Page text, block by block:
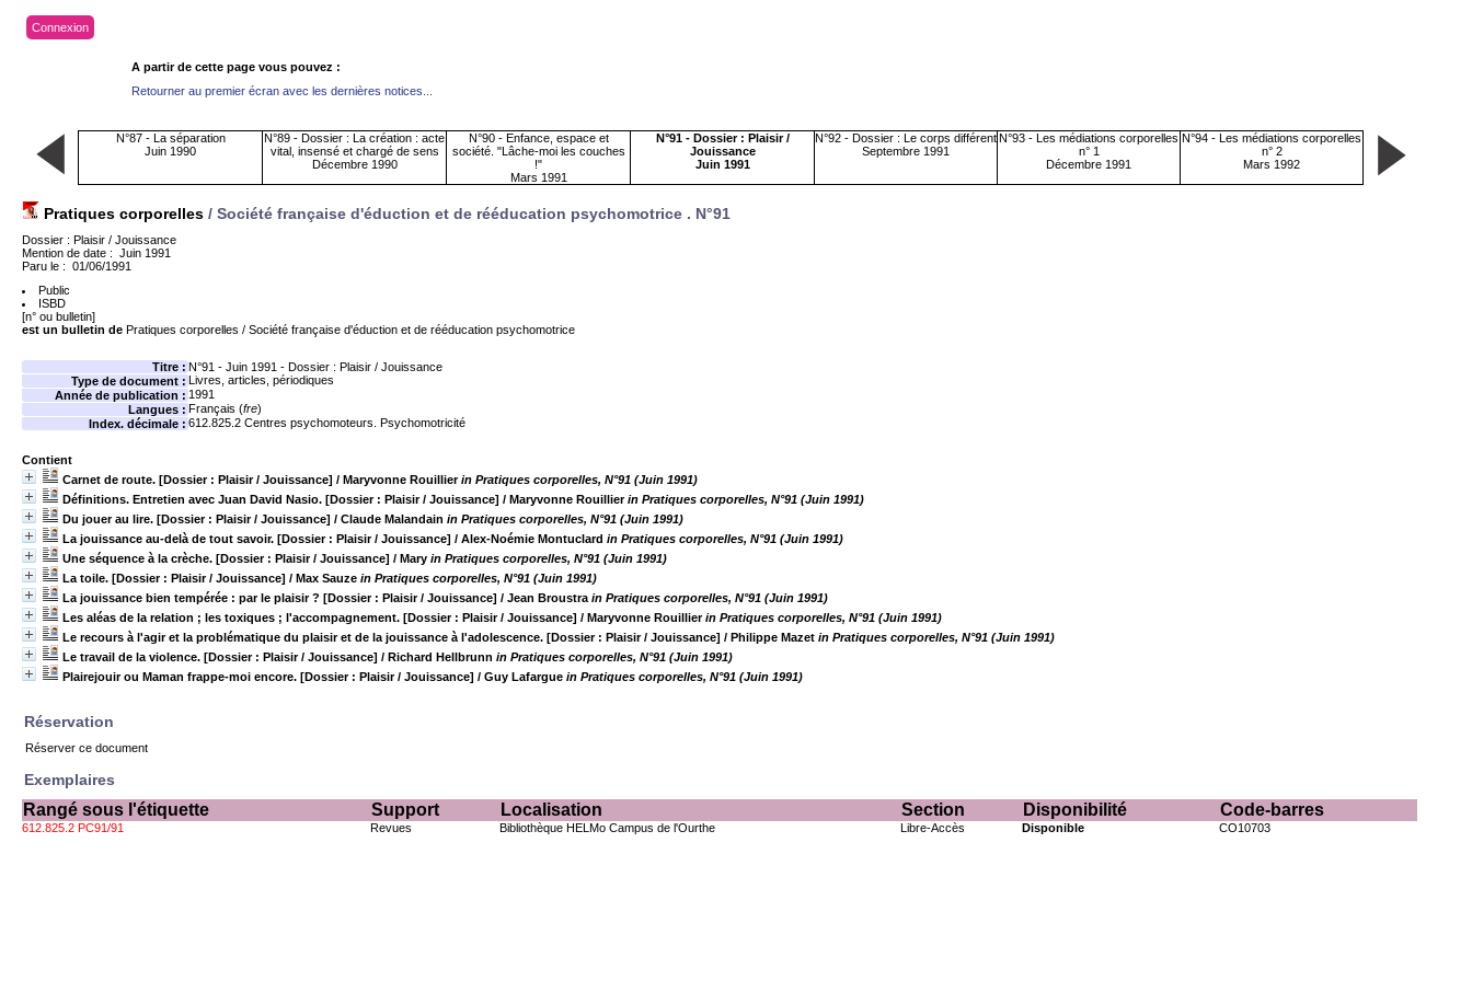
Connexion
A partir de cette page vous pouvez :
Retourner au premier écran avec les dernières notices...
N°87 - La séparation
Juin 1990
N°89 - Dossier : La création : acte
vital, insensé et chargé de sens
Décembre 1990
N°90 - Enfance, espace et
société. "Lâche-moi les couches
!"
Mars 1991
N°91 - Dossier : Plaisir /
Jouissance
Juin 1991
N°92 - Dossier : Le corps différent
Septembre 1991
N°93 - Les médiations corporelles
n° 1
Décembre 1991
N°94 - Les médiations corporelles
n° 2
Mars 1992
Pratiques corporelles / Société française d'éduction et de rééducation psychomotrice . N°91
Dossier : Plaisir / Jouissance
Mention de date : Juin 1991
Paru le : 01/06/1991
Public
ISBD
[n° ou bulletin]
est un bulletin de Pratiques corporelles / Société française d'éduction et de rééducation psychomotrice
Titre : N°91 - Juin 1991 - Dossier : Plaisir / Jouissance
Type de document : Livres, articles, périodiques
Année de publication : 1991
Langues : Français (fre)
Index. décimale : 612.825.2 Centres psychomoteurs. Psychomotricité
Contient
Carnet de route. [Dossier : Plaisir / Jouissance] / Maryvonne Rouillierin Pratiques corporelles, N°91 (Juin 1991)
Définitions. Entretien avec Juan David Nasio. [Dossier : Plaisir / Jouissance] / Maryvonne Rouillierin Pratiques corporelles, N°91 (Juin 1991)
Du jouer au lire. [Dossier : Plaisir / Jouissance] / Claude Malandain in Pratiques corporelles, N°91 (Juin 1991)
La jouissance au-delà de tout savoir. [Dossier : Plaisir / Jouissance] / Alex-Noémie Montuclard in Pratiques corporelles, N°91 (Juin 1991)
Une séquence à la crèche. [Dossier : Plaisir / Jouissance] / Mary in Pratiques corporelles, N°91 (Juin 1991)
La toile. [Dossier : Plaisir / Jouissance] / Max Sauze in Pratiques corporelles, N°91 (Juin 1991)
La jouissance bien tempérée : par le plaisir ? [Dossier : Plaisir / Jouissance] / Jean Broustra in Pratiques corporelles, N°91 (Juin 1991)
Les aléas de la relation ; les toxiques ; l'accompagnement. [Dossier : Plaisir / Jouissance] / Maryvonne Rouillierin Pratiques corporelles, N°91 (Juin 1991)
Le recours à l'agir et la problématique du plaisir et de la jouissance à l'adolescence. [Dossier : Plaisir / Jouissance] / Philippe Mazet in Pratiques corporelles, N°91 (Juin 1991)
Le travail de la violence. [Dossier : Plaisir / Jouissance] / Richard Hellbrunn in Pratiques corporelles, N°91 (Juin 1991)
Plairejouir ou Maman frappe-moi encore. [Dossier : Plaisir / Jouissance] / Guy Lafargue in Pratiques corporelles, N°91 (Juin 1991)
Réservation
Réserver ce document
Exemplaires
Rangé sous l'étiquette Support Localisation Section Disponibilité Code-barres
612.825.2 PC91/91 Revues Bibliothèque HELMo Campus de l'Ourthe Libre-Accès Disponible CO10703